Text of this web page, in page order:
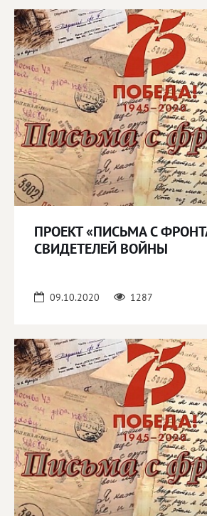
ПРОЕКТ «ПИСЬМА С
СВИДЕТЕЛЕЙ ВОЙНЫ
09.10.2020 1287